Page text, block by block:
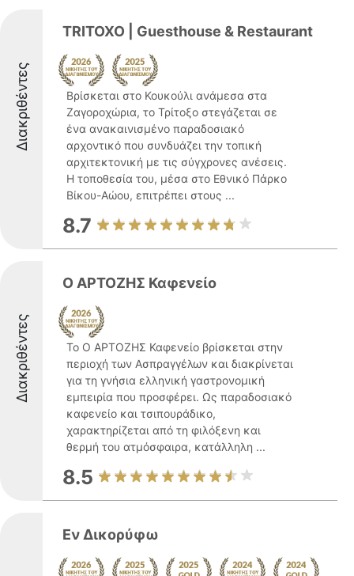
Διακριθέντες
TRITOXO | Guesthouse & Restaurant
Βρίσκεται στο Κουκούλι ανάμεσα στα
Ζαγοροχώρια, το Τρίτοξο στεγάζεται σε
ένα ανακαινισμένο παραδοσιακό
αρχοντικό που συνδυάζει την τοπική
αρχιτεκτονική με τις σύγχρονες ανέσεις.
Η τοποθεσία του, μέσα στο Εθνικό Πάρκο
Βίκου-Αώου, επιτρέπει στους ...
8.7
Διακριθέντες
Ο ΑΡΤΟΖΗΣ Καφενείο
Το Ο ΑΡΤΟΖΗΣ Καφενείο βρίσκεται στην
περιοχή των Ασπραγγέλων και διακρίνεται
για τη γνήσια ελληνική γαστρονομική
εμπειρία που προσφέρει. Ως παραδοσιακό
καφενείο και τσιπουράδικο,
χαρακτηρίζεται από τη φιλόξενη και
θερμή του ατμόσφαιρα, κατάλληλη ...
8.5
Εν Δικορύφω